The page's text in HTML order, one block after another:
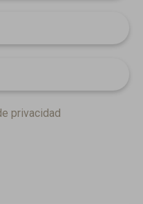
privacidad